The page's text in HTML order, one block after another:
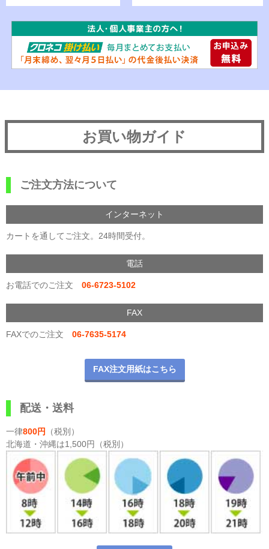
お買い物ガイド
ご注文方法について
インターネット
カートを通してご注文。24時間受付。
電話
お電話でのご注文 06-6723-5102
FAX
FAXでのご注文 06-7635-5174
FAX注文用紙はこちら
配送・送料
一律800円
（税別）
北海道・沖縄は1,500円（税別）